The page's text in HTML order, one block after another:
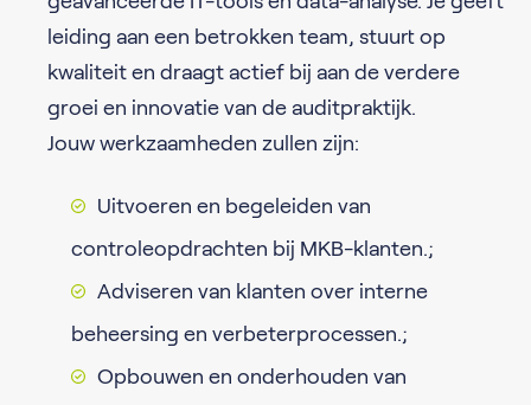
leiding aan een betrokken team, stuurt op
kwaliteit en draagt actief bij aan de verdere
groei en innovatie van de auditpraktijk.
Jouw werkzaamheden zullen zijn:
Uitvoeren en begeleiden van
controleopdrachten bij MKB-klanten.;
Adviseren van klanten over interne
beheersing en verbeterprocessen.;
Opbouwen en onderhouden van